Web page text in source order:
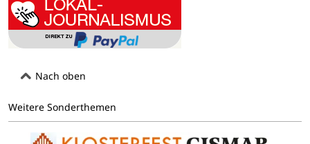
Nach oben
Weitere Sonderthemen